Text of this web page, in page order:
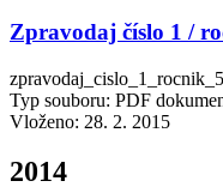
Zpravodaj číslo 1 /
Typ souboru: PDF
Vloženo: 28. 2. 2015
2014